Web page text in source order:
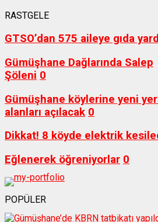
RASTGELE
GTSO’dan 575 aileye gıda
Gümüşhane Dağlarında Salep
Şöleni 0
Gümüşhane köylerine yeni
alanları açılacak 0
Dikkat! 8 köyde elektrik
Eğlenerek öğreniyorlar 0
POPÜLER